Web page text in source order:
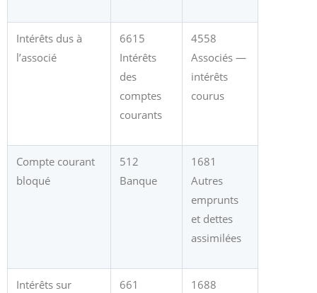
Intérêts dus à
l’associé
6615
Intérêts
des
comptes
courants
4558
Associés —
intérêts
courus
Compte courant
bloqué
512
Banque
1681
Autres
emprunts
et dettes
assimilées
Intérêts sur
661
1688